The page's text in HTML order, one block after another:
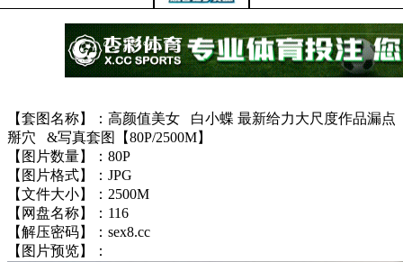
【套图名称】：高颜值美女 白小蝶 最新给力大尺度作品漏点
掰穴 &写真套图【80P/2500M】
【图片数量】：80P
【图片格式】：JPG
【文件大小】：2500M
【网盘名称】：116
【解压密码】：sex8.cc
【图片预览】：